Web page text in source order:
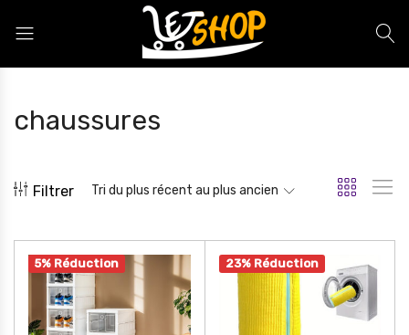
chaussures
Filtrer Tri du plus récent au plus ancien
5% Réduction 23% Réduction